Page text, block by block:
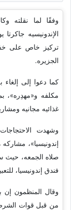
وفقًا لما نقلته
الإندونیسیه
ترکیز خاص على
الجزیره.
کما دعوا إلى إلغاء
مکلفه و«مهدِره»،
غذائیه مجانیه
وشهدت
إندونیسیا»،
صلاه الجمعه، حیث
فندق إندونیسیا،
وقال المنظمون إن
من قبل قوات